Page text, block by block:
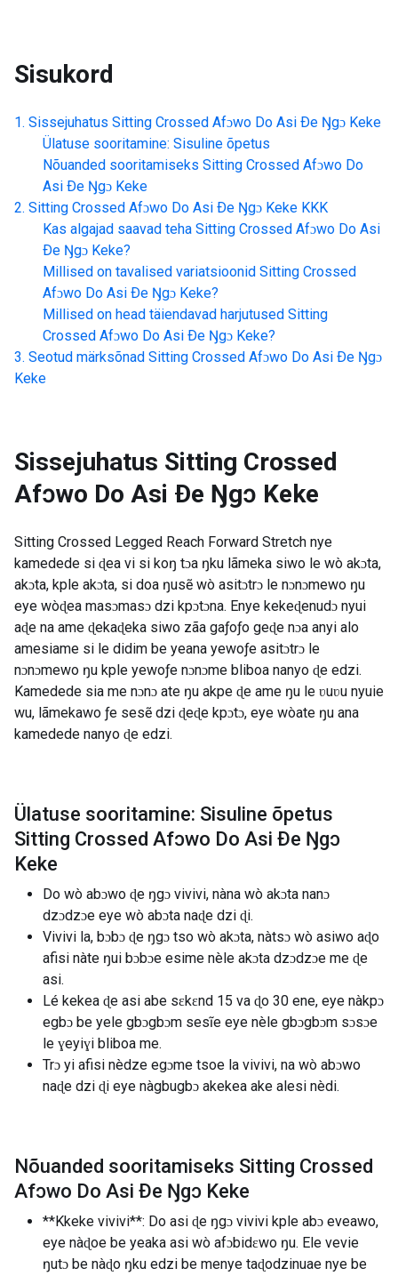
Sisukord
Sissejuhatus Sitting Crossed Afɔwo Do Asi Ðe Ŋgɔ Keke
Ülatuse sooritamine: Sisuline õpetus
Nõuanded sooritamiseks Sitting Crossed Afɔwo Do
Asi Ðe Ŋgɔ Keke
Sitting Crossed Afɔwo Do Asi Ðe Ŋgɔ Keke KKK
Kas algajad saavad teha Sitting Crossed Afɔwo Do Asi
Ðe Ŋgɔ Keke?
Millised on tavalised variatsioonid Sitting Crossed
Afɔwo Do Asi Ðe Ŋgɔ Keke?
Millised on head täiendavad harjutused Sitting
Crossed Afɔwo Do Asi Ðe Ŋgɔ Keke?
Seotud märksõnad Sitting Crossed Afɔwo Do Asi Ðe Ŋgɔ
Keke
Sissejuhatus Sitting Crossed
Afɔwo Do Asi Ðe Ŋgɔ Keke
Sitting Crossed Legged Reach Forward Stretch nye
kamedede si ɖea vi si koŋ tɔa ŋku lãmeka siwo le wò akɔta,
akɔta, kple akɔta, si doa ŋusẽ wò asitɔtrɔ le nɔnɔmewo ŋu
eye wòɖea masɔmasɔ dzi kpɔtɔna. Enye kekeɖenudɔ nyui
aɖe na ame ɖekaɖeka siwo zãa gaƒoƒo geɖe nɔa anyi alo
amesiame si le didim be yeana yewoƒe asitɔtrɔ le
nɔnɔmewo ŋu kple yewoƒe nɔnɔme bliboa nanyo ɖe edzi.
Kamedede sia me nɔnɔ ate ŋu akpe ɖe ame ŋu le ʋuʋu nyuie
wu, lãmekawo ƒe sesẽ dzi ɖeɖe kpɔtɔ, eye wòate ŋu ana
kamedede nanyo ɖe edzi.
Ülatuse sooritamine: Sisuline õpetus
Sitting Crossed Afɔwo Do Asi Ðe Ŋgɔ
Keke
Do wò abɔwo ɖe ŋgɔ vivivi, nàna wò akɔta nanɔ
dzɔdzɔe eye wò abɔta naɖe dzi ɖi.
Vivivi la, bɔbɔ ɖe ŋgɔ tso wò akɔta, nàtsɔ wò asiwo aɖo
afisi nàte ŋui bɔbɔe esime nèle akɔta dzɔdzɔe me ɖe
asi.
Lé kekea ɖe asi abe sɛkɛnd 15 va ɖo 30 ene, eye nàkpɔ
egbɔ be yele gbɔgbɔm sesĩe eye nèle gbɔgbɔm sɔsɔe
le ɣeyiɣi bliboa me.
Trɔ yi afisi nèdze egɔme tsoe la vivivi, na wò abɔwo
naɖe dzi ɖi eye nàgbugbɔ akekea ake alesi nèdi.
Nõuanded sooritamiseks Sitting Crossed
Afɔwo Do Asi Ðe Ŋgɔ Keke
**Kkeke vivivi**: Do asi ɖe ŋgɔ vivivi kple abɔ eveawo,
eye nàɖoe be yeaka asi wò afɔbidɛwo ŋu. Ele vevie
ŋutɔ be nàɖo ŋku edzi be menye taɖodzinuae nye be